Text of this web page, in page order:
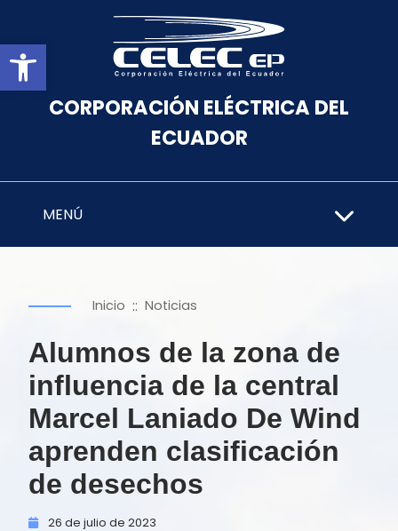
Abrir barra de herramientas
CORPORACIÓN ELÉCTRICA DEL
ECUADOR
MENÚ
Inicio :: Noticias
Alumnos de la zona de
influencia de la central
Marcel Laniado De Wind
aprenden clasificación
de desechos
26 de julio de 2023